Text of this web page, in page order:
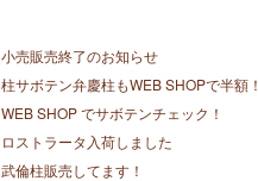
小売販売終了のお知らせ
柱サボテン弁慶柱もWEB SHOPで半額！
WEB SHOP でサボテンチェック！
ロストラータ入荷しました
武倫柱販売してます！